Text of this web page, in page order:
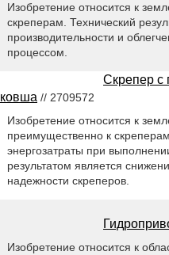
Изобретение относится к
скреперам. Технический
производительности и
процессом.
Скрепер с
ковша // 2709572
Изобретение относится к
преимущественно к
энергозатраты при
результатом является
надежности скреперов.
Изобретение относится к